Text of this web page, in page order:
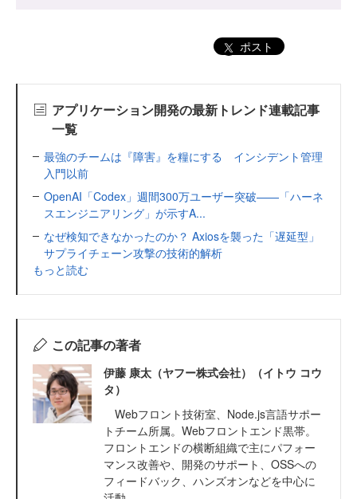
ポスト
アプリケーション開発の最新トレンド連載記事
一覧
最強のチームは『障害』を糧にする インシデント管理
入門以前
OpenAI「Codex」週間300万ユーザー突破——「ハーネ
スエンジニアリング」が示すA...
なぜ検知できなかったのか？ Axiosを襲った「遅延型」
サプライチェーン攻撃の技術的解析
もっと読む
この記事の著者
伊藤 康太（ヤフー株式会社）（イトウ コウ
タ）
Webフロント技術室、Node.js言語サポー
トチーム所属。Webフロントエンド黒帯。
フロントエンドの横断組織で主にパフォー
マンス改善や、開発のサポート、OSSへの
フィードバック、ハンズオンなどを中心に